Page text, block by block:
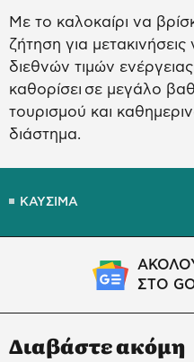
Με το καλοκαίρι να
ζήτηση για
διεθνών τιμών
καθορίσει σε μεγάλο
τουρισμού και
διάστημα.
ΚΑΥΣΙΜΑ
ΣΤΟ
Διαβάστε ακόμη